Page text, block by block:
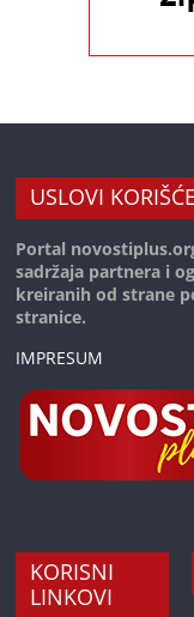
USLOVI
Portal
sadržaja partnera i
kreiranih od strane
stranice.
IMPRESUM
KORISNI
LINKOVI